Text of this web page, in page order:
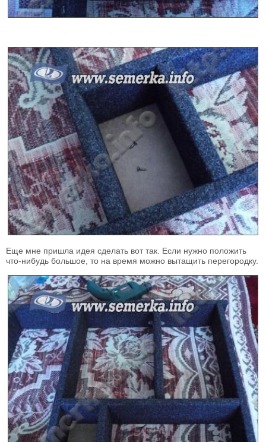
Еще мне пришла идея сделать вот так. Если нужно положить
что-нибудь большое, то на время можно вытащить перегородку.